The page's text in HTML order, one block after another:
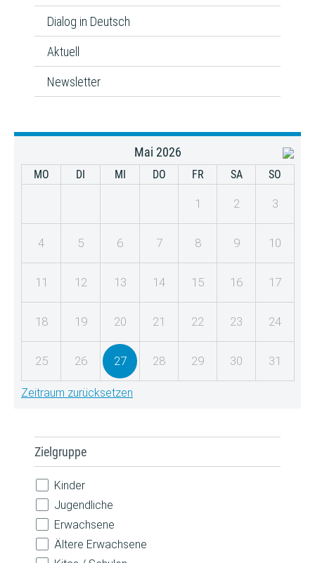
Dialog in Deutsch
Aktuell
Newsletter
Mai 2026
MO DI MI DO FR SA SO
1 2 3
4 5 6 7 8 9 10
11 12 13 14 15 16 17
18 19 20 21 22 23 24
25 26 27 28 29 30 31
Zeitraum zurücksetzen
Zielgruppe
Kinder
Jugendliche
Erwachsene
Ältere Erwachsene